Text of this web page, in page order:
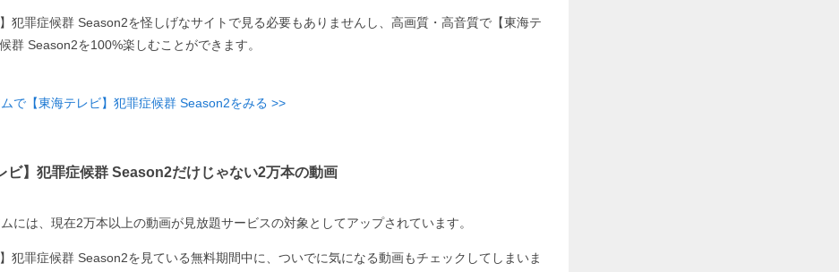
】犯罪症候群 Season2を怪しげなサイトで見る必要もありませんし、高画質・高音質で【東海テ
群 Season2を100%楽しむことができます。
で【東海テレビ】犯罪症候群 Season2をみる >>
ビ】犯罪症候群 Season2だけじゃない2万本の動画
には、現在2万本以上の動画が見放題サービスの対象としてアップされています。
】犯罪症候群 Season2を見ている無料期間中に、ついでに気になる動画もチェックしてしまいま